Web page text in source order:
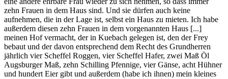
zehn Frauen in dem Haus sind. Und sie dürfen auch keine
aufnehmen, die in der Lage ist, selbst ein Haus zu mieten. Ich habe
außerdem diesen zehn Frauen in dem vorgenannten Haus [...]
meinen Hof vermacht, der in Kuebach gelegen ist, den der Frey
bebaut und der davon entsprechend dem Recht des Grundherren
jährlich vier Scheffel Roggen, vier Scheffel Hafer, zwei Maß Öl
Augsburger Maß, zehn Schilling Pfennige, vier Gänse, acht Hühner
und hundert Eier gibt und außerdem (habe ich ihnen) mein kleines